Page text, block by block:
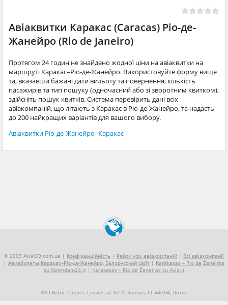
Авіаквитки Каракас (Caracas) Ріо-де-
Жанейро (Rio de Janeiro)
Протягом 24 годин не знайдено жодної ціни на авіаквитки на
маршруті Каракас–Ріо-де-Жанейро. Використовуйте форму вище
та, вказавши бажані дати вильоту та повернення, кількість
пасажирів та тип пошуку (одночасний або зі зворотним квитком),
здійсніть пошук квитків. Система перевірить дані всіх
авіакомпаній, що літають з Каракас в Ріо-де-Жанейро, та надасть
до 200 найкращих варіантів для вашого вибору.
Авіаквитки Ріо-де-Жанейро–Каракас
© 2009 AviaGO.com.ua | Конфіденційність | Рейси усіх авіакомпаній | Всі авіакомпанії
| Авиабилеты Каракас–Ріо-де-Жанейро, Белорусский сайт | Karakasas – Rio de Žaneiras
su Skrendam24.lt | Karakasas – Rio de Žaneiras su Avia.lt
ЗАО Baltic Clipper, Laisvės al. 61-1, Kaunas, LT-44304, Литва